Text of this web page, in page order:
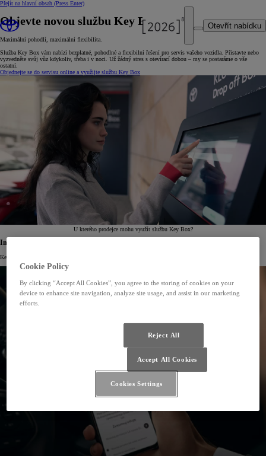
Přejít na hlavní obsah (Press Enter)
Otevřít nabídku
Objevte novou službu Key Box.
Maximální pohodlí, maximální flexibilita.
Služba Key Box vám nabízí bezplatné, pohodlné a flexibilní řešení pro servis vašeho vozidla. Přistavte nebo
vyzvedněte svůj vůz kdykoliv, třeba i v noci. Už žádný stres s otevírací dobou – my se postaráme o vše
ostatní.
Objednejte se do servisu online a využijte službu Key Box
U kterého prodejce mohu využít službu Key Box?
Inovativní servis
KeyBox je dalším inovativním řešením, které vám nabízí servis Toyota. Využijte i další naše služby:
Cookie Policy
By clicking “Accept All Cookies”, you agree to the storing of cookies on your
device to enhance site navigation, analyze site usage, and assist in our marketing
efforts.
Reject All
Accept All Cookies
Cookies Settings